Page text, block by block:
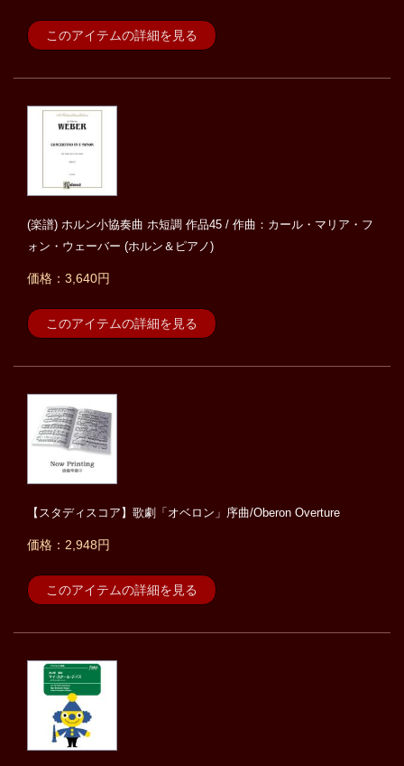
このアイテムの詳細を見る
(楽譜) ホルン小協奏曲 ホ短調 作品45 / 作曲：カール・マリア・フ
ォン・ウェーバー (ホルン＆ピアノ)
価格：3,640円
このアイテムの詳細を見る
【スタディスコア】歌劇「オベロン」序曲/Oberon Overture
価格：2,948円
このアイテムの詳細を見る